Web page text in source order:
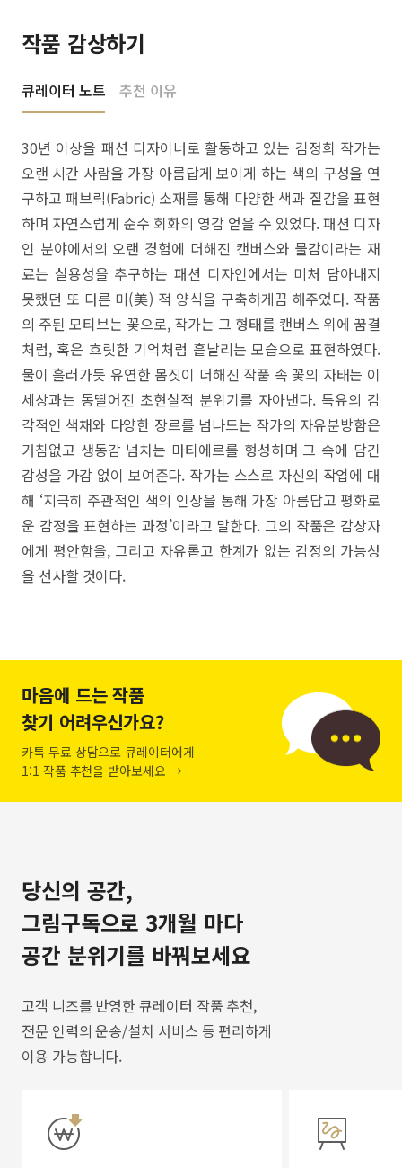
작품 감상하기
큐레이터 노트 추천 이유
30년 이상을 패션 디자이너로 활동하고 있는 김정희 작가는
오랜 시간 사람을 가장 아름답게 보이게 하는 색의 구성을 연
구하고 패브릭(Fabric) 소재를 통해 다양한 색과 질감을 표현
하며 자연스럽게 순수 회화의 영감 얻을 수 있었다. 패션 디자
인 분야에서의 오랜 경험에 더해진 캔버스와 물감이라는 재
료는 실용성을 추구하는 패션 디자인에서는 미처 담아내지
못했던 또 다른 미(美) 적 양식을 구축하게끔 해주었다. 작품
의 주된 모티브는 꽃으로, 작가는 그 형태를 캔버스 위에 꿈결
처럼, 혹은 흐릿한 기억처럼 흩날리는 모습으로 표현하였다.
물이 흘러가듯 유연한 몸짓이 더해진 작품 속 꽃의 자태는 이
세상과는 동떨어진 초현실적 분위기를 자아낸다. 특유의 감
각적인 색채와 다양한 장르를 넘나드는 작가의 자유분방함은
거침없고 생동감 넘치는 마티에르를 형성하며 그 속에 담긴
감성을 가감 없이 보여준다. 작가는 스스로 자신의 작업에 대
해 ‘지극히 주관적인 색의 인상을 통해 가장 아름답고 평화로
운 감정을 표현하는 과정’이라고 말한다. 그의 작품은 감상자
에게 평안함을, 그리고 자유롭고 한계가 없는 감정의 가능성
을 선사할 것이다.
마음에 드는 작품
찾기 어려우신가요?
카톡 무료 상담으로 큐레이터에게
1:1 작품 추천을 받아보세요 →
당신의 공간,
그림구독으로 3개월 마다
공간 분위기를 바꿔보세요
고객 니즈를 반영한 큐레이터 작품 추천,
전문 인력의 운송/설치 서비스 등 편리하게
이용 가능합니다.